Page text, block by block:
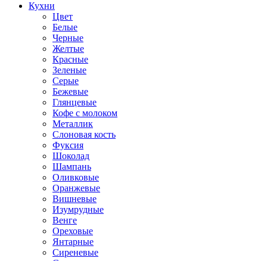
Кухни
Цвет
Белые
Черные
Желтые
Красные
Зеленые
Серые
Бежевые
Глянцевые
Кофе с молоком
Металлик
Слоновая кость
Фуксия
Шоколад
Шампань
Оливковые
Оранжевые
Вишневые
Изумрудные
Венге
Ореховые
Янтарные
Сиреневые